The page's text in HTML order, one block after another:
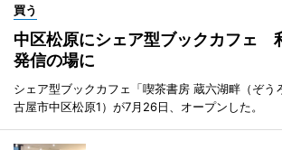
買う
中区松原にシェア型ブックカフェ
発信の場に
シェア型ブックカフェ「喫茶書房 蔵六湖畔（ぞう
古屋市中区松原1）が7月26日、オープンした。